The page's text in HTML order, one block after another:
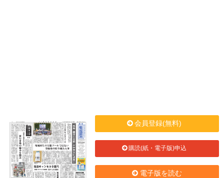
会員登録(無料)
購読(紙・電子版)申込
電子版を読む